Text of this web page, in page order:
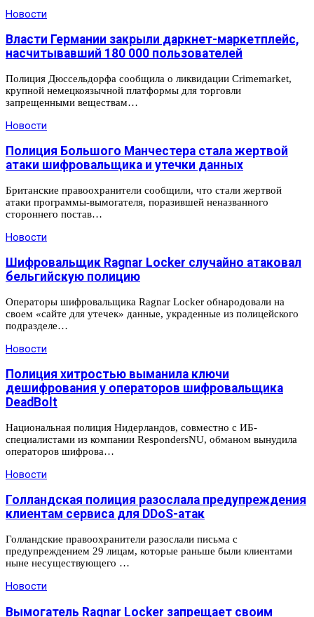
Новости
Власти Германии закрыли даркнет-маркетплейс,
насчитывавший 180 000 пользователей
Полиция Дюссельдорфа сообщила о ликвидации Crimemarket,
крупной немецкоязычной платформы для торговли
запрещенными веществам…
Новости
Полиция Большого Манчестера стала жертвой
атаки шифровальщика и утечки данных
Британские правоохранители сообщили, что стали жертвой
атаки программы-вымогателя, поразившей неназванного
стороннего постав…
Новости
Шифровальщик Ragnar Locker случайно атаковал
бельгийскую полицию
Операторы шифровальщика Ragnar Locker обнародовали на
своем «сайте для утечек» данные, украденные из полицейского
подразделе…
Новости
Полиция хитростью выманила ключи
дешифрования у операторов шифровальщика
DeadBolt
Национальная полиция Нидерландов, совместно с ИБ-
специалистами из компании RespondersNU, обманом вынудила
операторов шифрова…
Новости
Голландская полиция разослала предупреждения
клиентам сервиса для DDoS-атак
Голландские правоохранители разослали письма с
предупреждением 29 лицам, которые раньше были клиентами
ныне несуществующего …
Новости
Вымогатель Ragnar Locker запрещает своим